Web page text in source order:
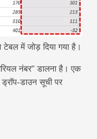
में जोड़ दिया गया है।
नंबर" डालना है। एक
डाउन सूची पर